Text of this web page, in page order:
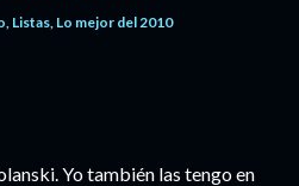
Listas Lo mejor del 2010
Yo también las tengo en